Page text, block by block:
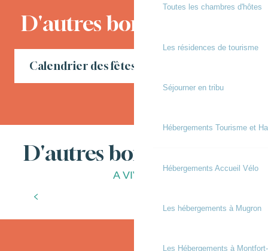
Toutes les chambres d'hôtes
Les résidences de tourisme
Séjourner en tribu
Hébergements Tourisme et
Hébergements Accueil Vélo
Les hébergements à Mugron
Les Hébergements à
D'autres bons moments
Calendrier des fêtes locales en Chalosse
D'autres bonnes choses
A VIVRE
Les spécialités